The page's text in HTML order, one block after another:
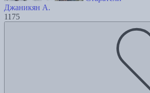
Джаникян А.
1175